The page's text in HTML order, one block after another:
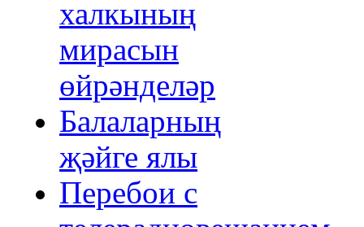
халкының
мирасын
өйрәнделәр
Балаларның
җәйге ялы
Перебои с